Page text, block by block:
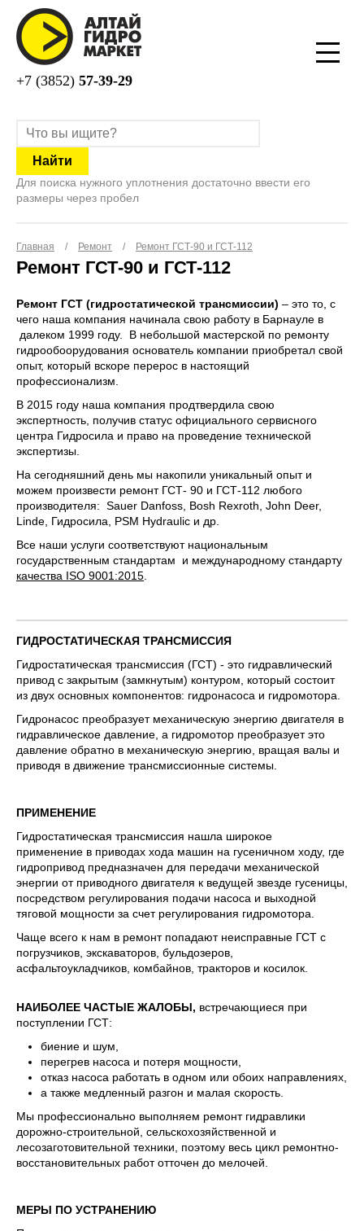
+7 (3852) 57-39-29
Для поиска нужного уплотнения достаточно ввести его
размеры через пробел
Главная / Ремонт / Ремонт ГСТ-90 и ГСТ-112
Ремонт ГСТ-90 и ГСТ-112
Ремонт ГСТ (гидростатической трансмиссии) – это то, с
чего наша компания начинала свою работу в Барнауле в
далеком 1999 году. В небольшой мастерской по ремонту
гидрообоорудования основатель компании приобретал свой
опыт, который вскоре перерос в настоящий
профессионализм.
В 2015 году наша компания продтвердила свою
экспертность, получив статус официального сервисного
центра Гидросила и право на проведение технической
экспертизы.
На сегодняшний день мы накопили уникальный опыт и
можем произвести ремонт ГСТ- 90 и ГСТ-112 любого
производителя: Sauer Danfoss, Bosh Rexroth, John Deer,
Linde, Гидросила, PSM Hydraulic и др.
Все наши услуги соответствуют национальным
государственным стандартам и международному стандарту
качества ISO 9001:2015
ГИДРОСТАТИЧЕСКАЯ ТРАНСМИССИЯ
Гидростатическая трансмиссия (ГСТ) - это гидравлический
привод с закрытым (замкнутым) контуром, который состоит
из двух основных компонентов: гидронасоса и гидромотора.
Гидронасос преобразует механическую энергию двигателя в
гидравлическое давление, а гидромотор преобразует это
давление обратно в механическую энергию, вращая валы и
приводя в движение трансмиссионные системы.
ПРИМЕНЕНИЕ
Гидростатическая трансмиссия нашла широкое
применение в приводах хода машин на гусеничном ходу, где
гидропривод предназначен для передачи механической
энергии от приводного двигателя к ведущей звезде гусеницы,
посредством регулирования подачи насоса и выходной
тяговой мощности за счет регулирования гидромотора.
Чаще всего к нам в ремонт попадают неисправные ГСТ с
погрузчиков, экскаваторов, бульдозеров,
асфальтоукладчиков, комбайнов, тракторов и косилок.
НАИБОЛЕЕ ЧАСТЫЕ ЖАЛОБЫ, встречающиеся при
поступлении ГСТ:
биение и шум,
перегрев насоса и потеря мощности,
отказ насоса работать в одном или обоих направлениях,
а также медленный разгон и малая скорость.
Мы профессионально выполняем ремонт гидравлики
дорожно-строительной, сельскохозяйственной и
лесозаготовительной техники, поэтому весь цикл ремонтно-
восстановительных работ отточен до мелочей.
МЕРЫ ПО УСТРАНЕНИЮ